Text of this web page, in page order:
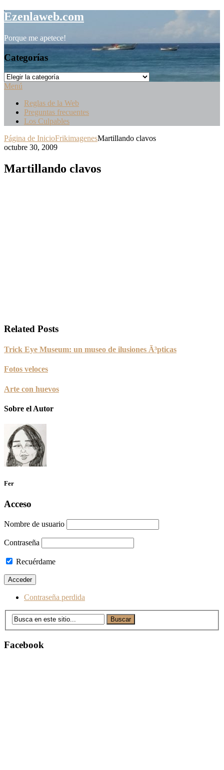
Saltar
al
Ezenlaweb.com
Porque me apetece!
Categorías
Categorías
Menú
Reglas de la Web
Preguntas frecuentes
Los Culpables
Página de InicioFrikimagenesMartillando clavos
octubre 30, 2009
Martillando clavos
Related Posts
Trick Eye Museum: un museo de ilusiones Ã³pticas
Fotos veloces
Arte con huevos
Sobre el Autor
Fer
Acceso
Nombre de usuario
Contraseña
Recuérdame
Contraseña perdida
Facebook